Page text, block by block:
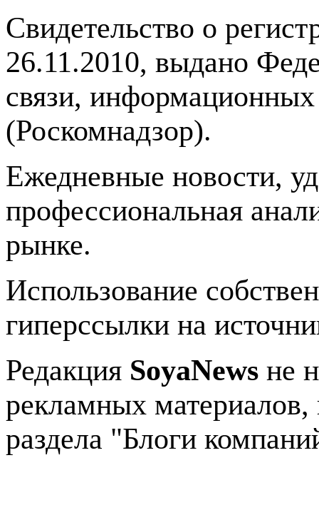
Свидетельство о
26.11.2010, выдано
связи,
(Роскомнадзор).
Ежедневные новости,
профессиональная
рынке.
Использование
гиперссылки на
Редакция SoyaNews не
рекламных
раздела "Блоги